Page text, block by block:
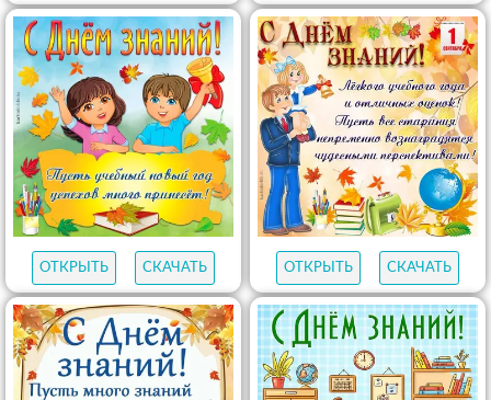
ОТКРЫТЬ СКАЧАТЬ ОТКРЫТЬ СКАЧАТЬ